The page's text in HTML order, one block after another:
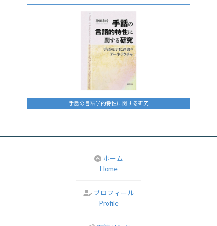
手話の言語学的特性に関する研究
ホーム
Home
プロフィール
Profile